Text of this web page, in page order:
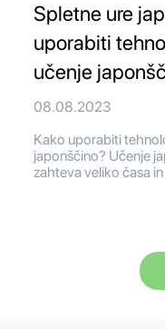
Spletne ure
uporabiti
učenje
08.08.2023
Kako uporabiti
japonščino? Učenje
zahteva veliko časa